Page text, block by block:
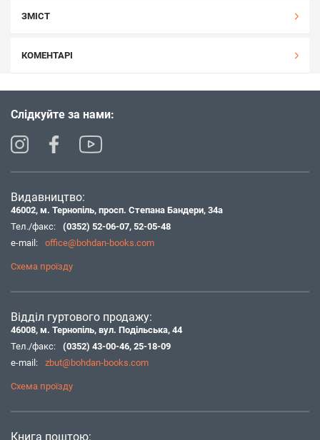
ЗМІСТ
КОМЕНТАРІ
Слідкуйте за нами:
Видавництво:
46002, м. Тернопіль, просп. Степана Бандери, 34а
Тел./факс:
(0352) 52-06-07, 52-05-48
e-mail:
office@bohdan-books.com
Схема проїзду
Відділ гуртового продажу:
46008, м. Тернопіль, вул. Подільська, 44
Тел./факс:
(0352) 43-00-46, 25-18-09
e-mail:
zbut@bohdan-books.com
Схема проїзду
Книга поштою: